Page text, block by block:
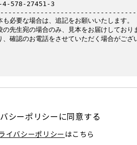
シーポリシーに同意する
イバシーポリシー はこちら